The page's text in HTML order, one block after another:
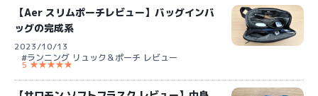
【Aer スリムポーチレビュー】バッグインバ
ッグの完成系
2023/10/13
#ランニング リュック＆ポーチ レビュー
5 ★★★★★